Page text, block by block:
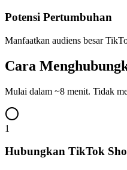
Potensi Pertumbuhan
Manfaatkan audiens besar
Cara
Mulai dalam ~8 menit. Tidak
1
Hubungkan TikTok